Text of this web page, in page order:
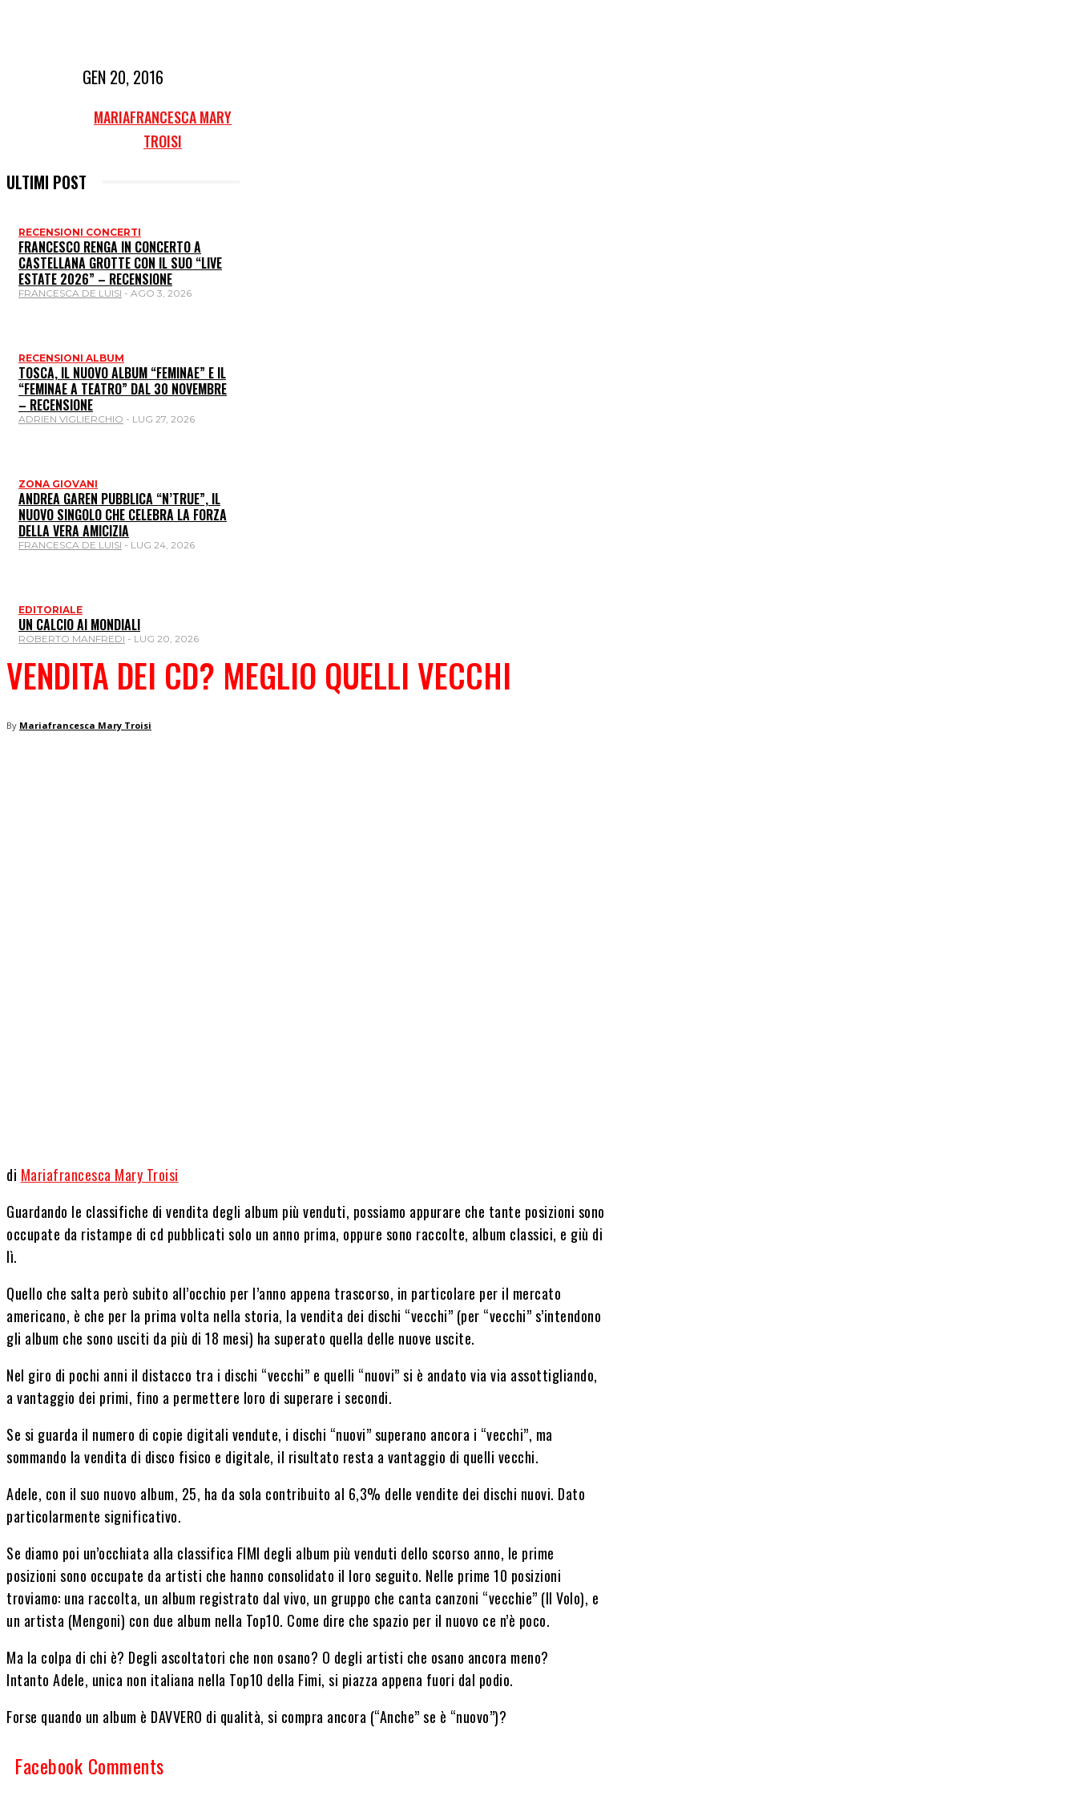
GEN 20, 2016
MARIAFRANCESCA MARY
TROISI
ULTIMI POST
RECENSIONI CONCERTI
FRANCESCO RENGA IN CONCERTO A
CASTELLANA GROTTE CON IL SUO “LIVE
ESTATE 2026” – RECENSIONE
FRANCESCA DE LUISI - AGO 3, 2026
RECENSIONI ALBUM
TOSCA, IL NUOVO ALBUM “FEMINAE” E IL
“FEMINAE A TEATRO” DAL 30 NOVEMBRE
– RECENSIONE
ADRIEN VIGLIERCHIO - LUG 27, 2026
ZONA GIOVANI
ANDREA GAREN PUBBLICA “N’TRUE”, IL
NUOVO SINGOLO CHE CELEBRA LA FORZA
DELLA VERA AMICIZIA
FRANCESCA DE LUISI - LUG 24, 2026
EDITORIALE
UN CALCIO AI MONDIALI
ROBERTO MANFREDI - LUG 20, 2026
VENDITA DEI CD? MEGLIO QUELLI VECCHI
By Mariafrancesca Mary Troisi
di Mariafrancesca Mary Troisi
Guardando le classifiche di vendita degli album più venduti, possiamo appurare che tante posizioni sono
occupate da ristampe di cd pubblicati solo un anno prima, oppure sono raccolte, album classici, e giù di
lì.
Quello che salta però subito all’occhio per l’anno appena trascorso, in particolare per il mercato
americano, è che per la prima volta nella storia, la vendita dei dischi “vecchi” (per “vecchi” s’intendono
gli album che sono usciti da più di 18 mesi) ha superato quella delle nuove uscite.
Nel giro di pochi anni il distacco tra i dischi “vecchi” e quelli “nuovi” si è andato via via assottigliando,
a vantaggio dei primi, fino a permettere loro di superare i secondi.
Se si guarda il numero di copie digitali vendute, i dischi “nuovi” superano ancora i “vecchi”, ma
sommando la vendita di disco fisico e digitale, il risultato resta a vantaggio di quelli vecchi.
Adele, con il suo nuovo album, 25, ha da sola contribuito al 6,3% delle vendite dei dischi nuovi. Dato
particolarmente significativo.
Se diamo poi un’occhiata alla classifica FIMI degli album più venduti dello scorso anno, le prime
posizioni sono occupate da artisti che hanno consolidato il loro seguito. Nelle prime 10 posizioni
troviamo: una raccolta, un album registrato dal vivo, un gruppo che canta canzoni “vecchie” (Il Volo), e
un artista (Mengoni) con due album nella Top10. Come dire che spazio per il nuovo ce n’è poco.
Ma la colpa di chi è? Degli ascoltatori che non osano? O degli artisti che osano ancora meno?
Intanto Adele, unica non italiana nella Top10 della Fimi, si piazza appena fuori dal podio.
Forse quando un album è DAVVERO di qualità, si compra ancora (“Anche” se è “nuovo”)?
Facebook Comments